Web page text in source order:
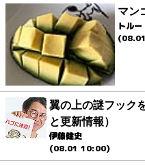
マン
トルー
翼の上の謎フック
と更新情報）
伊藤健史
(08.01 10:00)